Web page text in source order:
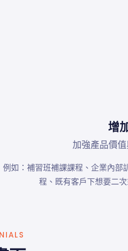
增
加強產品價
例如：補習班補課課程、企業內部
程、既有客戶下想要二